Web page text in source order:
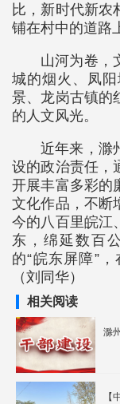
比，新时代新农
铺在村中的道
山河为卷
城的烟火、凤
景、龙岗古镇
的人文风光。
近年来，滁
设的政治责任，
开展丰富多彩的
文化作品，不断
今的八百里皖江
东，绵延数百
的“皖东屏障”
（刘同华）
相关阅读
滁
【